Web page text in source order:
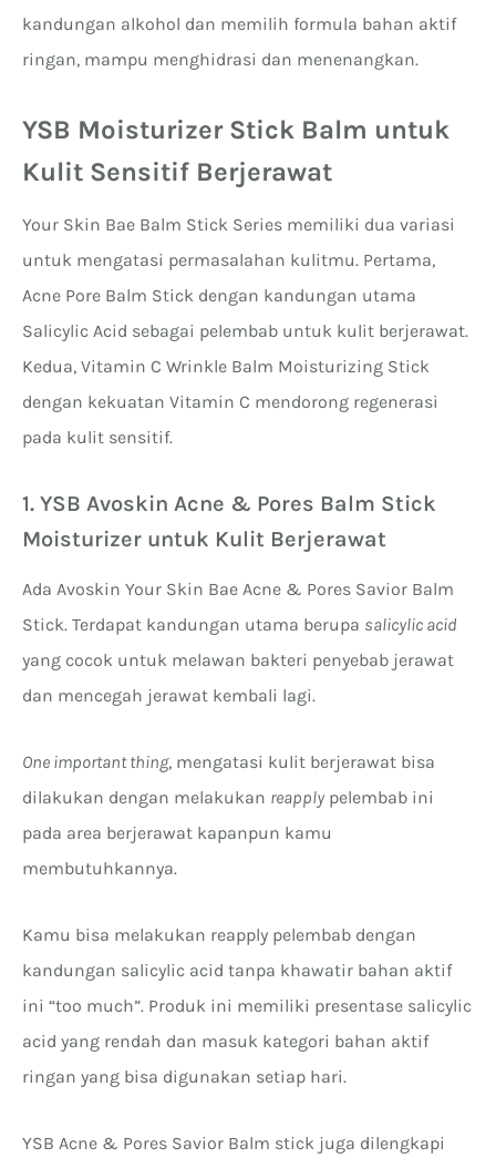
kandungan alkohol dan memilih formula bahan aktif
ringan, mampu menghidrasi dan menenangkan.
YSB Moisturizer Stick Balm untuk
Kulit Sensitif Berjerawat
Your Skin Bae Balm Stick Series memiliki dua variasi
untuk mengatasi permasalahan kulitmu. Pertama,
Acne Pore Balm Stick dengan kandungan utama
Salicylic Acid sebagai pelembab untuk kulit berjerawat.
Kedua, Vitamin C Wrinkle Balm Moisturizing Stick
dengan kekuatan Vitamin C mendorong regenerasi
pada kulit sensitif.
1. YSB Avoskin Acne & Pores Balm Stick
Moisturizer untuk Kulit Berjerawat
Ada Avoskin Your Skin Bae Acne & Pores Savior Balm
Stick. Terdapat kandungan utama berupa salicylic acid
yang cocok untuk melawan bakteri penyebab jerawat
dan mencegah jerawat kembali lagi.
One important thing, mengatasi kulit berjerawat bisa
dilakukan dengan melakukan reapply pelembab ini
pada area berjerawat kapanpun kamu
membutuhkannya.
Kamu bisa melakukan reapply pelembab dengan
kandungan salicylic acid tanpa khawatir bahan aktif
ini “too much”. Produk ini memiliki presentase salicylic
acid yang rendah dan masuk kategori bahan aktif
ringan yang bisa digunakan setiap hari.
YSB Acne & Pores Savior Balm stick juga dilengkapi